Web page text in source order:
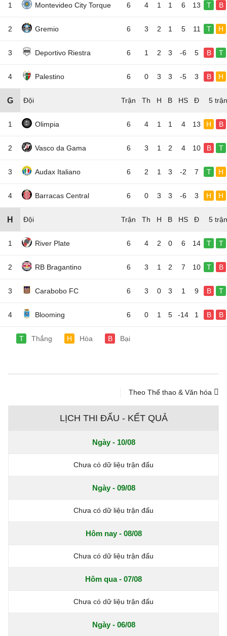
1 Montevideo City Torque 6 4 1 1 6 13 T B
2 Gremio 6 3 2 1 5 11 T H
3 Deportivo Riestra 6 1 2 3 -6 5 B T
4 Palestino 6 0 3 3 -5 3 B H
G Đội 5
1 Olimpia 6 4 1 1 4 13 H B
2 Vasco da Gama 6 3 1 2 4 10 B T
3 Audax Italiano 6 2 1 3 -2 7 T H
4 Barracas Central 6 0 3 3 -6 3 H H
H Đội 5
1 River Plate 6 4 2 0 6 14 T T
2 RB Bragantino 6 3 1 2 7 10 T B
3 Carabobo FC 6 3 0 3 1 9 B T
4 Blooming 6 0 1 5 -14 1 B B
T Thắng H Hòa B Bại
Theo Thể thao & Văn hóa
LỊCH THI ĐẤU - KẾT QUẢ
Ngày - 10/08
Chưa có dữ liệu trận đấu
Ngày - 09/08
Chưa có dữ liệu trận đấu
Hôm nay - 08/08
Chưa có dữ liệu trận đấu
Hôm qua - 07/08
Chưa có dữ liệu trận đấu
Ngày - 06/08